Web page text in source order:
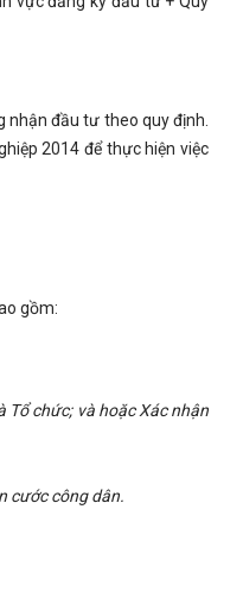
nhận đầu tư theo quy định.
2014 để thực hiện việc
gồm:
Tổ chức; và hoặc Xác nhận
cước công dân.